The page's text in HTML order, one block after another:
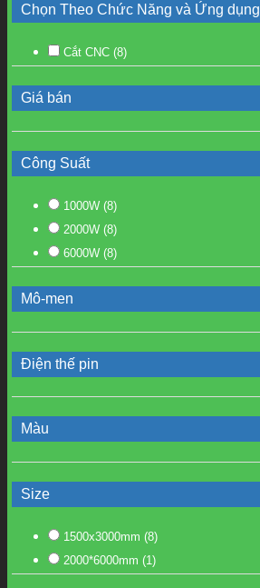
Chọn Theo Chức Năng và Ứng dụng
Cắt CNC (8)
Giá bán
Công Suất
1000W (8)
2000W (8)
6000W (8)
Mô-men
Điện thế pin
Màu
Size
1500x3000mm (8)
2000*6000mm (1)